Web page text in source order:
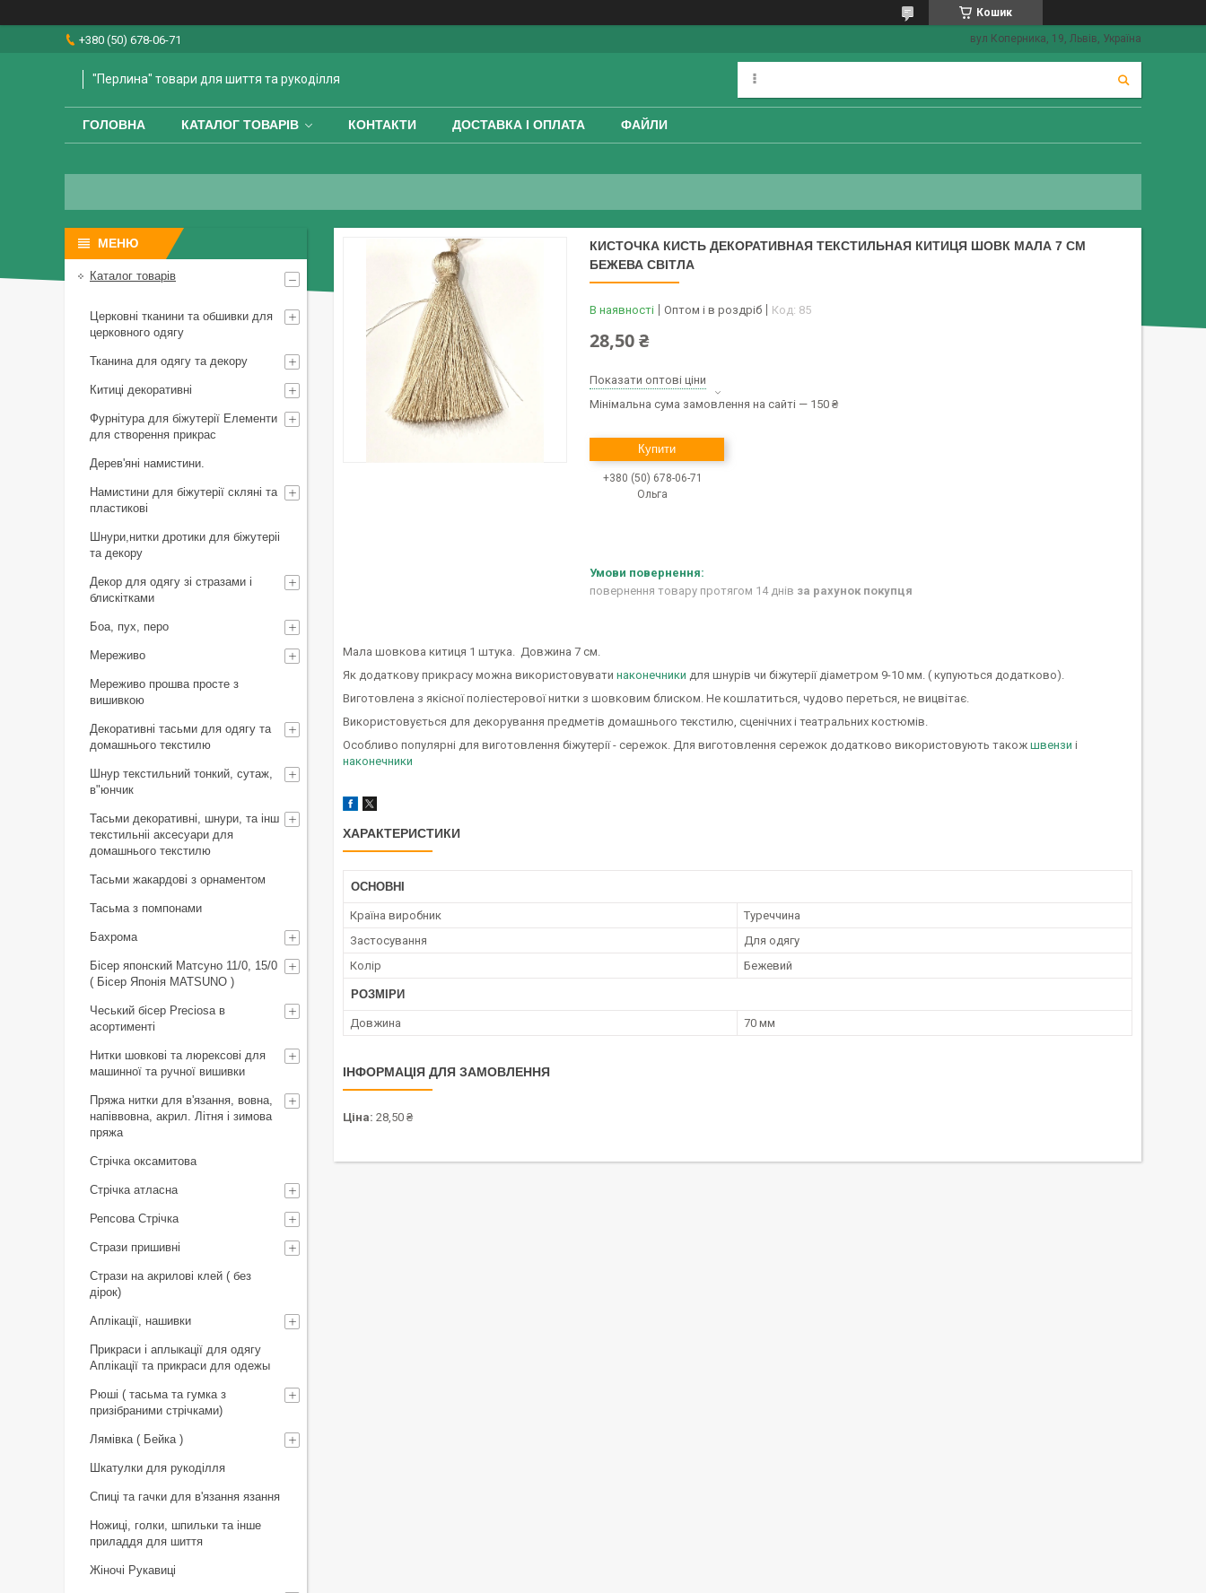
Кошик
+380 (50) 678-06-71 вул Коперника, 19, Львів, Україна
"Перлина" товари для шиття та рукоділля
ГОЛОВНА КАТАЛОГ ТОВАРІВ КОНТАКТИ ДОСТАВКА І ОПЛАТА ФАЙЛИ
КИСТОЧКА КИСТЬ ДЕКОРАТИВНАЯ ТЕКСТИЛЬНАЯ КИТИЦЯ ШОВК МАЛА 7 СМ
БЕЖЕВА СВІТЛА
В наявності Оптом і в роздріб Код: 85
28,50 ₴
Показати оптові ціни
Мінімальна сума замовлення на сайті — 150 ₴
Купити
+380 (50) 678-06-71
Ольга
повернення товару протягом 14 днів за рахунок покупця
Мала шовкова китиця 1 штука. Довжина 7 см.
Як додаткову прикрасу можна використовувати наконечники для шнурів чи біжутерії діаметром 9-10 мм. ( купуються додатково).
Виготовлена з якісної поліестерової нитки з шовковим блиском. Не кошлатиться, чудово переться, не вицвітає.
Використовується для декорування предметів домашнього текстилю, сценічних і театральних костюмів.
Особливо популярні для виготовлення біжутерії - сережок. Для виготовлення сережок додатково використовують також швензи і
наконечники
ХАРАКТЕРИСТИКИ
ОСНОВНІ
Країна виробник
Туреччина
Застосування
Для одягу
Колір
Бежевий
РОЗМІРИ
Довжина 70 мм
ІНФОРМАЦІЯ ДЛЯ ЗАМОВЛЕННЯ
Ціна: 28,50 ₴
Каталог товарів
Церковні тканини та обшивки для
церковного одягу
Тканина для одягу та декору
Китиці декоративні
Фурнітура для біжутерії Елементи
для створення прикрас
Дерев'яні намистини.
Намистини для біжутерії скляні та
пластикові
Шнури,нитки дротики для біжутеріі
та декору
Декор для одягу зі стразами і
блискітками
Боа, пух, перо
Мереживо
Мереживо прошва просте з
вишивкою
Декоративні тасьми для одягу та
домашнього текстилю
Шнур текстильний тонкий, сутаж,
в"юнчик
Тасьми декоративні, шнури, та інш
текстильніі аксесуари для
домашнього текстилю
Тасьми жакардові з орнаментом
Тасьма з помпонами
Бахрома
Бісер японский Матсуно 11/0, 15/0
( Бісер Японія MATSUNO )
Чеський бісер Preciosa в
асортименті
Нитки шовкові та люрексові для
машинної та ручної вишивки
Пряжа нитки для в'язання, вовна,
напіввовна, акрил. Літня і зимова
пряжа
Стрічка оксамитова
Стрічка атласна
Репсова Стрічка
Стрази пришивні
Стрази на акрилові клей ( без
дірок)
Аплікації, нашивки
Прикраси і аплыкації для одягу
Аплікації та прикраси для одежы
Рюші ( тасьма та гумка з
призібраними стрічками)
Лямівка ( Бейка )
Шкатулки для рукоділля
Спиці та гачки для в'язання язання
Ножиці, голки, шпильки та інше
приладдя для шиття
Жіночі Рукавиці